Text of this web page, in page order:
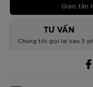
Giao tận
TƯ VẤN
Chúng tôi gọi lại sau 5